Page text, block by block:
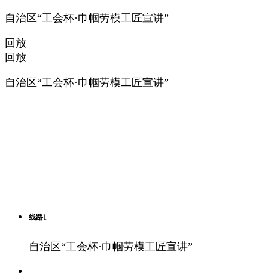
自治区“工会杯·巾帼劳模工匠宣讲”
回放
回放
自治区“工会杯·巾帼劳模工匠宣讲”
线路1
自治区“工会杯·巾帼劳模工匠宣讲”